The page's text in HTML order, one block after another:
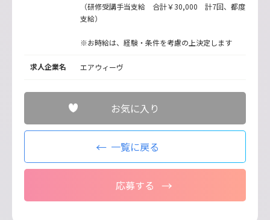
（研修受講手当支給 合計￥30,000 計7回、都度
支給）
※お時給は、経験・条件を考慮の上決定します
求人企業名 エアウィーヴ
お気に入り
一覧に戻る
応募する